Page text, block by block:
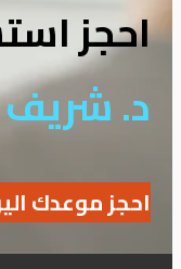
احجز
د. شريف
احجز موعدك